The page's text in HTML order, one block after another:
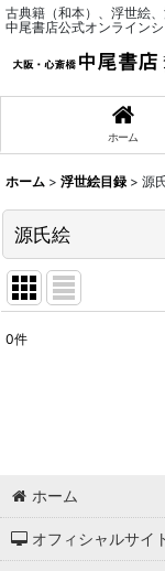
古典籍（和本）、浮世絵
中尾書店公式オンライン
ホーム
ホーム > 浮世絵目録 > 源
源氏絵
0件
ホーム
オフィシャルサイ